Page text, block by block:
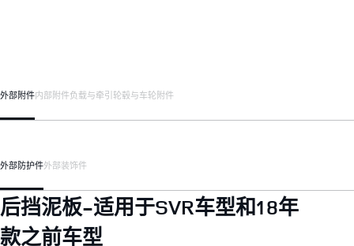
外部附件内部附件负载与牵引轮毂与车轮附件
外部防护件外部装饰件
后挡泥板-适用于SVR车型和18年
款之前车型